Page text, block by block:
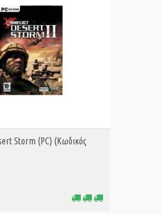
Storm (PC) (Κωδικός